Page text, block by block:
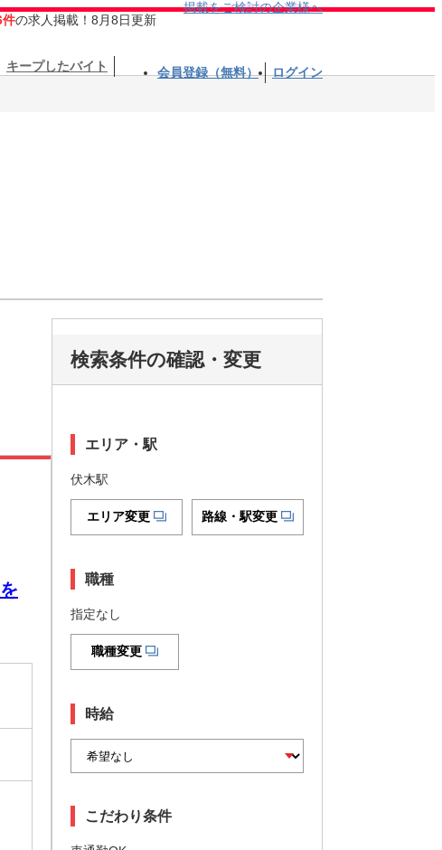
件の求人掲載！8月8日更新
掲載をご検討の企業様へ
キープしたバイト 会員登録（無料） ログイン
検索条件の確認・変更
エリア・駅
伏木駅
エリア変更 路線・駅変更
職種
指定なし
職種変更
時給
こだわり条件